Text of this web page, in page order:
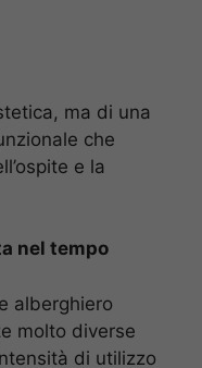
ma di una
che
e la
nel tempo
alberghiero
molto diverse
di utilizzo